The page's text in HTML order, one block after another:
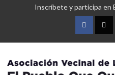
Inscríbete y participa en
Facebook